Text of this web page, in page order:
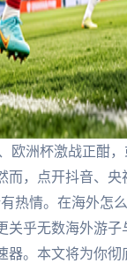
欧洲杯激战正酣
而，点开抖音、
热情。在海外怎
关乎无数海外游
器。本文将为你